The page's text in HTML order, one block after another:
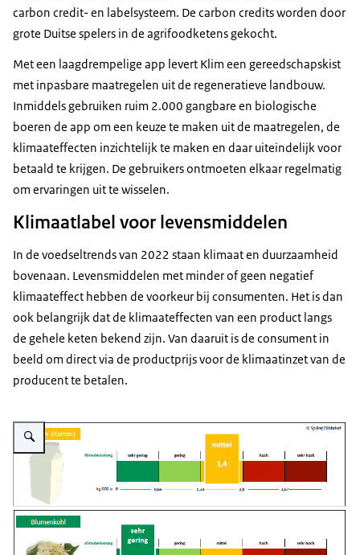
carbon credit- en labelsysteem. De carbon creditsworden door
grote Duitse spelers in de agrifoodketens gekocht.
Met een laagdrempelige app levert Klim een gereedschapskist
met inpasbare maatregelen uit de regeneratieve landbouw.
Inmiddels gebruiken ruim 2.000 gangbare en biologische
boeren de app om een keuze te maken uit de maatregelen, de
klimaateffecten inzichtelijk te maken en daar uiteindelijk voor
betaald te krijgen. De gebruikers ontmoeten elkaar regelmatig
om ervaringen uit te wisselen.
Klimaatlabel voor levensmiddelen
In de voedseltrends van 2022 staan klimaat en duurzaamheid
bovenaan. Levensmiddelen met minder of geen negatief
klimaateffect hebben de voorkeur bij consumenten. Het is dan
ook belangrijk dat de klimaateffecten van een product langs
de gehele keten bekend zijn. Van daaruit is de consument in
beeld om direct via de productprijs voor de klimaatinzet van de
producent te betalen.
Vergroot afbeelding Een klimaatlabel voor levensmiddelen.